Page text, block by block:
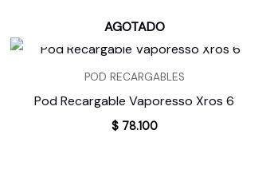
AGOTADO
POD RECARGABLES
Pod Recargable Vaporesso Xros 6
$78.100